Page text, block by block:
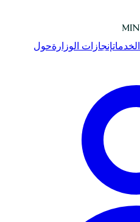
الخدماتإنجازات الوزارةحول